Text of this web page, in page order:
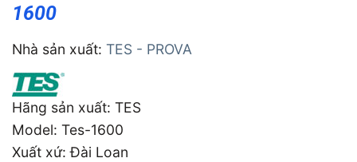
1600
Nhà sản xuất: TES - PROVA
Hãng sản xuất: TES
Model: Tes-1600
Xuất xứ: Ðài Loan